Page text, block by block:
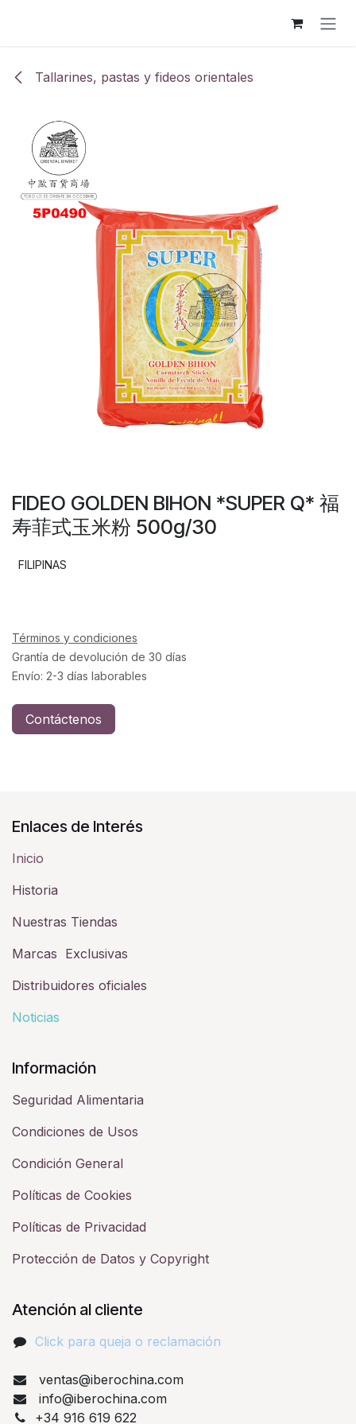
Tallarines, pastas y fideos orientales
FIDEO GOLDEN BIHON *SUPER Q* 福
寿菲式玉米粉 500g/30
FILIPINAS
Términos y condiciones
Grantía de devolución de 30 días
Envío: 2-3 días laborables
Contáctenos
Enlaces de Interés
Inicio
Historia​
Nuestras Tiendas
Marcas Exclusivas
Distribuidores oficiales
Noticias
Información
Seguridad Alimentaria
Condiciones de Usos
Condición General
Políticas de Cookies
Políticas de Privacidad
Protección de Datos y Copyright
Atención al cliente
Click para queja o reclamación​
ventas@iberochina.com
info@iberochina.com
+34 916 619 622